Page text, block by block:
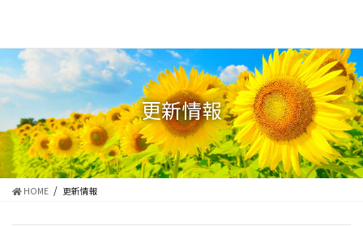
ツ
に
動
シ
ョ
に
移
動
更新情報
HOME 更新情報